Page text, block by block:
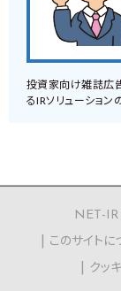
投資家向け雑誌広
るIRソリューション
NET-IR
このサイトに
クッ